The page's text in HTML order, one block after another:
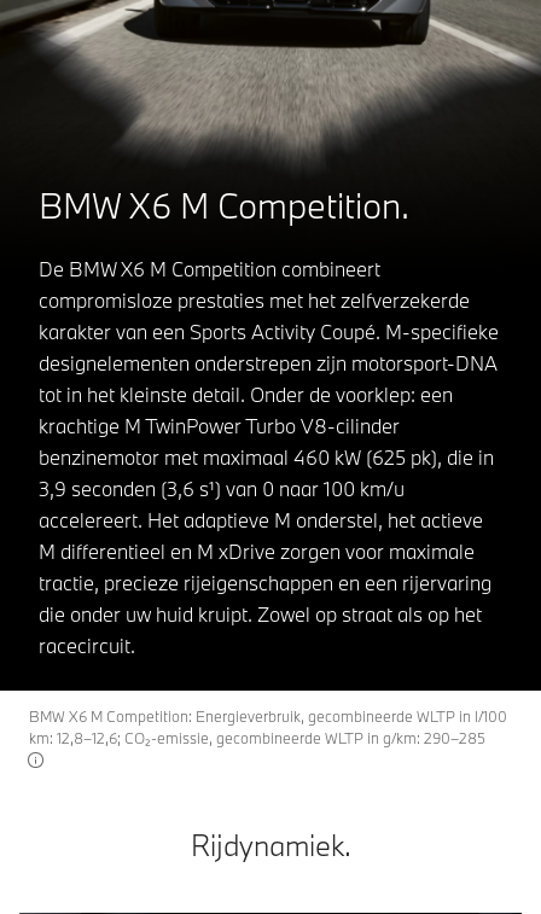
BMW X6 M Competition.
De BMW X6 M Competition combineert
compromisloze prestaties met het zelfverzekerde
karakter van een Sports Activity Coupé. M-specifieke
designelementen onderstrepen zijn motorsport-DNA
tot in het kleinste detail. Onder de voorklep: een
krachtige M TwinPower Turbo V8-cilinder
benzinemotor met maximaal 460 kW (625 pk), die in
3,9 seconden (3,6 s¹) van 0 naar 100 km/u
accelereert. Het adaptieve M onderstel, het actieve
M differentieel en M xDrive zorgen voor maximale
tractie, precieze rijeigenschappen en een rijervaring
die onder uw huid kruipt. Zowel op straat als op het
racecircuit.
BMW X6 M Competition: Energieverbruik, gecombineerde WLTP in l/100
km: 12,8–12,6; CO₂-emissie, gecombineerde WLTP in g/km: 290–285
Rijdynamiek.